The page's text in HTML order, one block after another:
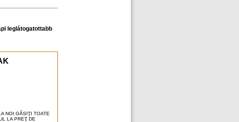
leglátogatottabb
NOI GĂSIŢI TOATE
LA PREŢ DE